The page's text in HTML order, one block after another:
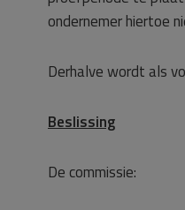
ondernemer hiertoe
Derhalve wordt als
Beslissing
De commissie: